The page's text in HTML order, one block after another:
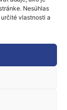
Nesúhlas
vlastnosti a
si dáva
a